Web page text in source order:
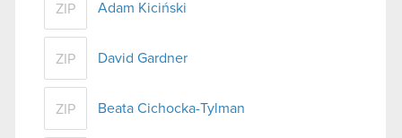
ZIP Adam Kiciński
ZIP David Gardner
ZIP Beata Cichocka-Tylman